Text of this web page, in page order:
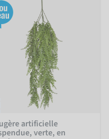
artificielle
verte, en